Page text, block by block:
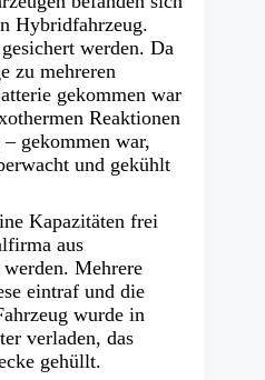
Hybridfahrzeug.
werden. Da
zu mehreren
gekommen war
Reaktionen
gekommen war,
und gekühlt
Kapazitäten frei
aus
Mehrere
eintraf und die
wurde in
verladen, das
gehüllt.